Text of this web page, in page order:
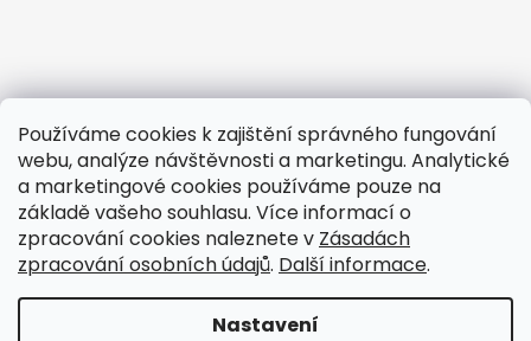
Používáme cookies k zajištění správného fungování
webu, analýze návštěvnosti a marketingu. Analytické
a marketingové cookies používáme pouze na
základě vašeho souhlasu. Více informací o
zpracování cookies naleznete v Zásadách
zpracování osobních údajů. Další informace.
Nastavení
Elegantní dekorace na Fléru CNC zakázky.cz